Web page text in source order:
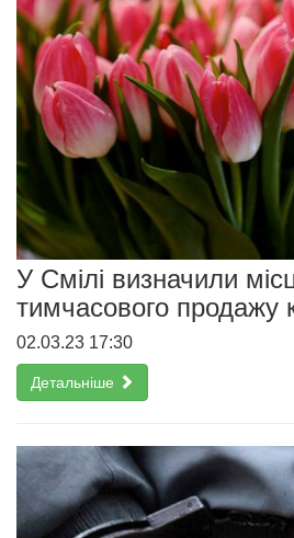
У Смілі визначили
тимчасового продажу
02.03.23 17:30
Детальніше